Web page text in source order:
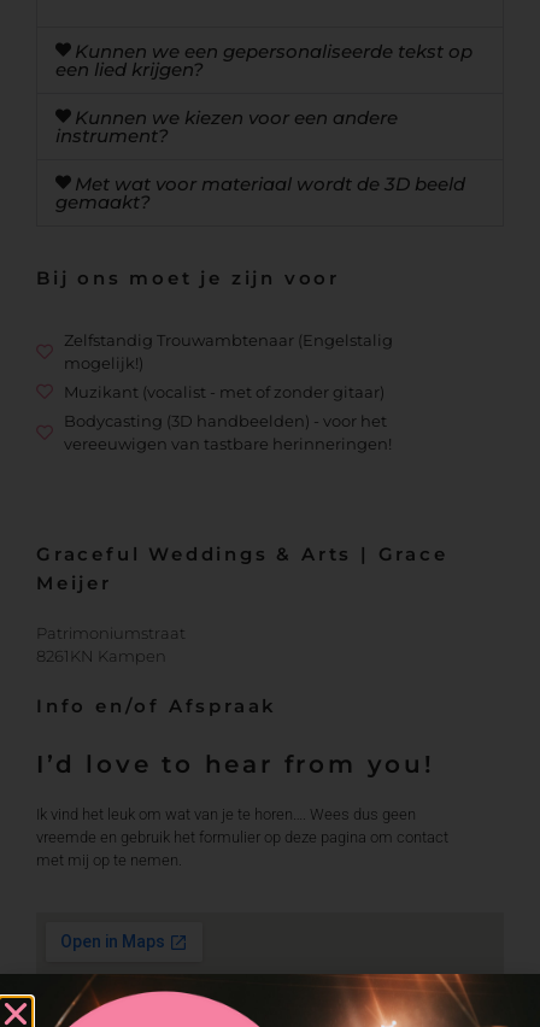
Kunnen we een gepersonaliseerde tekst op
een lied krijgen?
Kunnen we kiezen voor een andere
instrument?
Met wat voor materiaal wordt de 3D beeld
gemaakt?
Bij ons moet je zijn voor
Zelfstandig Trouwambtenaar (Engelstalig
mogelijk!)
Muzikant (vocalist - met of zonder gitaar)
Bodycasting (3D handbeelden) - voor het
vereeuwigen van tastbare herinneringen!
Graceful Weddings & Arts | Grace
Meijer
Patrimoniumstraat
8261KN Kampen
Info en/of Afspraak
I’d love to hear from you!
Ik vind het leuk om wat van je te horen…. Wees dus geen
vreemde en gebruik het formulier op deze pagina om contact
met mij op te nemen.